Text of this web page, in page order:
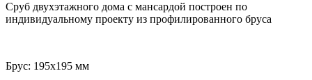
Сруб двухэтажного дома с мансардой построен по
индивидуальному проекту из профилированного бруса
Брус: 195х195 мм